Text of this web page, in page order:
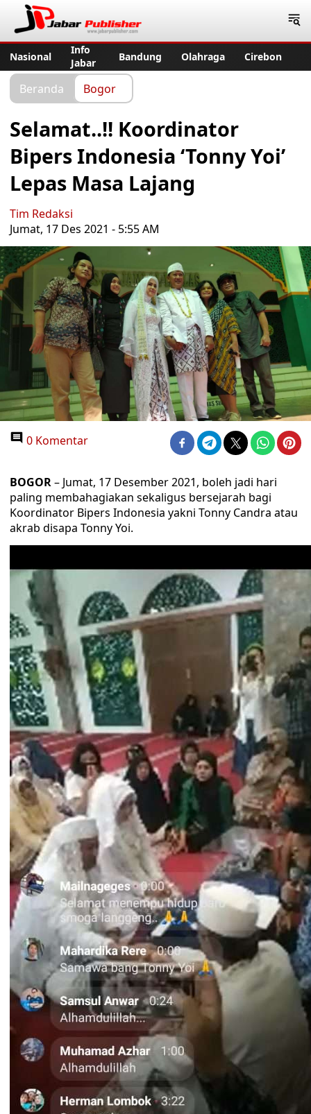
Nasional
Info
Jabar
Bandung Olahraga Cirebon
Beranda Bogor
Selamat..!! Koordinator
Bipers Indonesia ‘Tonny Yoi’
Lepas Masa Lajang
Tim Redaksi
Jumat, 17 Des 2021 - 5:55 AM
0 Komentar
BOGOR– Jumat, 17 Desember 2021, boleh jadi hari
paling membahagiakan sekaligus bersejarah bagi
Koordinator Bipers Indonesia yakni Tonny Candra atau
akrab disapa Tonny Yoi.